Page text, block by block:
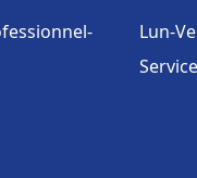
Lun-